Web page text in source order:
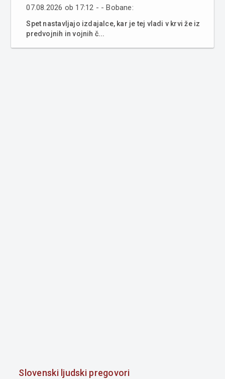
07.08.2026 ob 17:12 - - Bobane:
Spet nastavljajo izdajalce, kar je tej vladi v krvi že iz
predvojnih in vojnih č...
Slovenski ljudski pregovori